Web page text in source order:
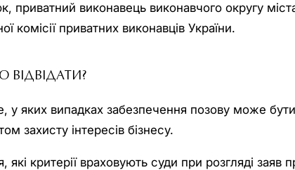
приватний виконавець виконавчого округу
комісії приватних виконавців України.
ВІДВІДАТИ?
у яких випадках забезпечення позову може
захисту інтересів бізнесу.
які критерії враховують суди при розгляді заяв